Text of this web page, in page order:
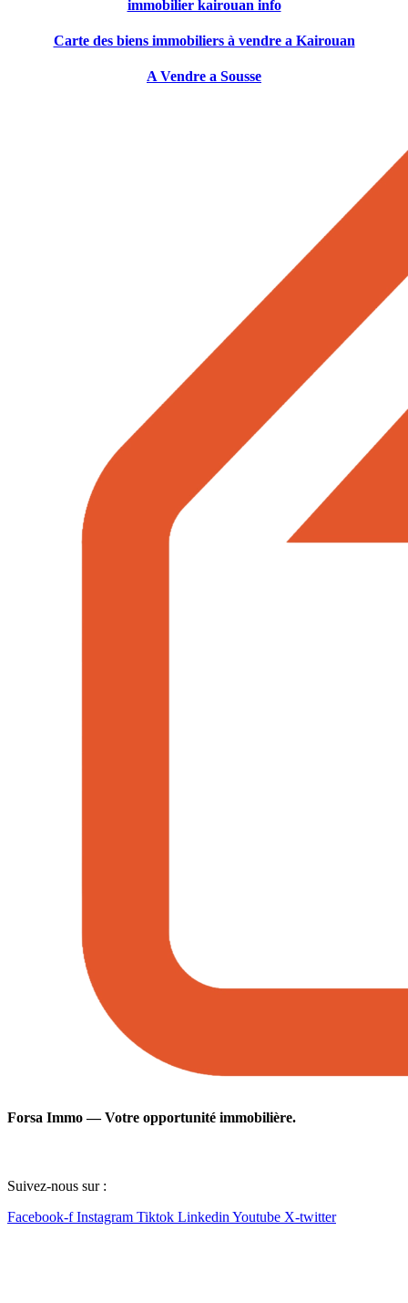
immobilier kairouan info
Carte des biens immobiliers à vendre a Kairouan
A Vendre a Sousse
Forsa Immo — Votre opportunité immobilière.
Suivez-nous sur :
Facebook-f Instagram Tiktok Linkedin Youtube X-twitter